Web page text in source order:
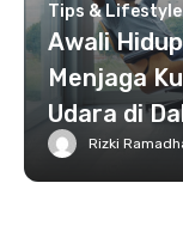
Tips & Lifestyle
Awali
Menjaga
Udara di
Rizki